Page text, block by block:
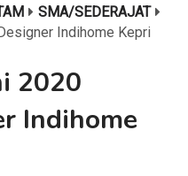
SMA/SEDERAJAT
Indihome Kepri
2020
Indihome